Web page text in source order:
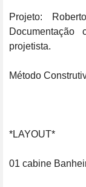
Projeto:
projetista.
Método
*LAYOUT*
01 cabine